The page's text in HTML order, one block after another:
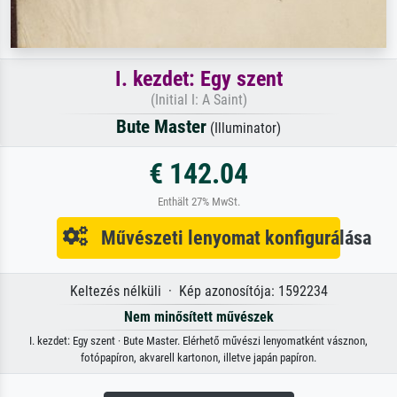
I. kezdet: Egy szent
(Initial I: A Saint)
Bute Master (Illuminator)
€ 142.04
Enthält 27% MwSt.
Művészeti lenyomat konfigurálása
Keltezés nélküli · Kép azonosítója: 1592234
Nem minősített művészek
I. kezdet: Egy szent · Bute Master. Elérhető művészi lenyomatként vásznon,
fotópapíron, akvarell kartonon, illetve japán papíron.